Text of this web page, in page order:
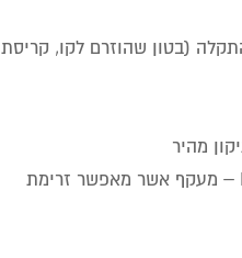
(בטון שהוזרם לקו, קריסת
מהיר
אם לא ניתן לתקן במהירות והעבודה דורשת חפירה, מזמינים BYPASS – מעקף אשר מאפשר זרימת